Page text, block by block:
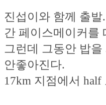
진섭이와 함께 출
간 페이스메이커를
그런데 그동안 밥
안좋아진다.
17km 지점에서